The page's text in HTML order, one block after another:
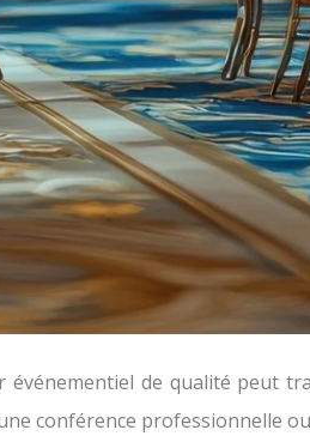
événementiel de qualité peut
conférence professionnelle